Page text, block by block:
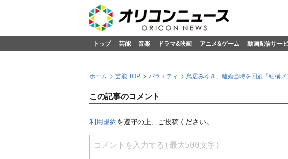
トップ 芸能 音楽 ドラマ&映画 アニメ&ゲーム 動画配信サー
ホーム 芸能 TOP バラエティ 鳥居みゆき、離婚当時を回顧「結構
この記事のコメント
利用規約を遵守の上、ご投稿ください。